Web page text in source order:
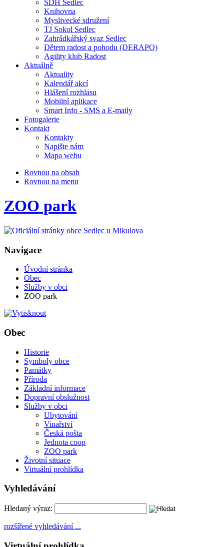
SDH Sedlec
Knihovna
Myslivecké sdružení
TJ Sokol Sedlec
Zahrádkářský svaz Sedlec
Dětem radost a pohodu (DERAPO)
Agility klub Radost
Aktuálně
Aktuality
Kalendář akcí
Hlášení rozhlasu
Mobilní aplikace
Smart Info - SMS a E-maily
Fotogalerie
Kontakt
Kontakty
Napište nám
Mapa webu
Rovnou na obsah
Rovnou na menu
ZOO park
Navigace
Úvodní stránka
Obec
Služby v obci
ZOO park
Obec
Historie
Symboly obce
Památky
Příroda
Základní informace
Dopravní obslužnost
Služby v obci
Ubytování
Vinařství
Česká pošta
Jednota coop
ZOO park
Životní situace
Virtuální prohlídka
Vyhledávání
Hledaný výraz:
rozšířené vyhledávání ...